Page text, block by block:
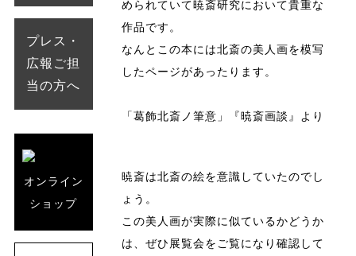
められていて暁斎研究において貴重な
作品です。
なんとこの本には北斎の美人画を模写
したページがあったります。
「葛飾北斎ノ筆意」『暁斎画談』より
暁斎は北斎の絵を意識していたのでし
ょう。
この美人画が実際に似ているかどうか
は、ぜひ展覧会をご覧になり確認して
プレス・
広報ご担
当の方へ
オンライン
ショップ